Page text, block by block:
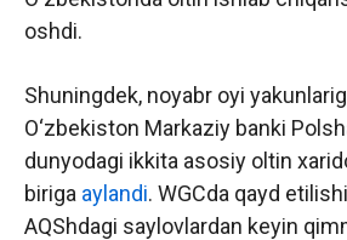
oshdi.
Shuningdek, noyabr oyi
O‘zbekiston Markaziy banki
dunyodagi ikkita asosiy oltin
biriga aylandi. WGCda qayd
AQShdagi saylovlardan keyin